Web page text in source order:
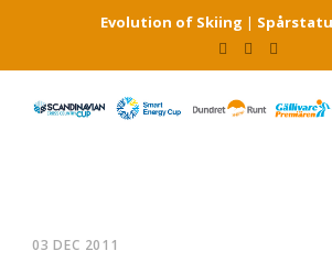
Evolution of Skiing |
03 DEC 2011